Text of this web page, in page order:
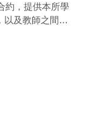
約，提供本所學
以及教師之間授